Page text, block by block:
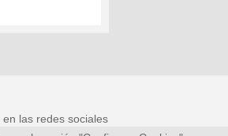
en las redes sociales